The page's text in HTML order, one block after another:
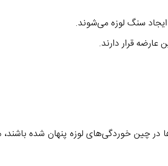
سنگ‌ لوزه می‌شوند.
قرار دارند.
در چین خوردگی‌های لوزه‌‌ پنهان شده‌